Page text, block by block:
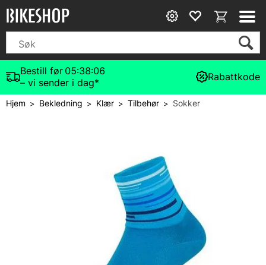
Bestill før 05:38:05
– vi sender i dag*
Rabattkode
Hjem> Bekledning > Klær>Tilbehør> Sokker